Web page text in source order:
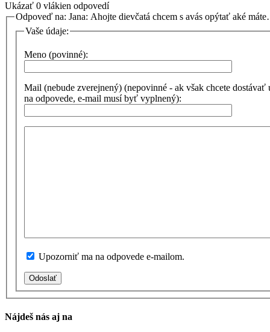
Ukázať 0 vlákien odpovedí
Odpoveď na: Jana: Ahojte dievčatá chcem s avás opýtať aké
Vaše údaje:
Meno (povinné):
Mail (nebude zverejnený) (nepovinné - ak však chcete dostávať
na odpovede, e-mail musí byť vyplnený):
Upozorniť ma na odpovede e-mailom.
Odoslať
Nájdeš nás aj na